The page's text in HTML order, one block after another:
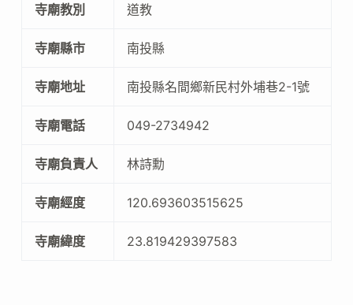
寺廟教別 道教
寺廟縣市 南投縣
寺廟地址 南投縣名間鄉新民村外埔巷2-1號
寺廟電話 049-2734942
寺廟負責人 林詩勳
寺廟經度 120.693603515625
寺廟緯度 23.819429397583